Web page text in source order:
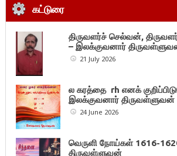
கட்டுரை
திருவளர்ச் செல்வன்,
– இலக்குவனார்
21 July 2026
ல கரத்தை rh எனக்
இலக்குவனார் திருவள்ளுவன்
24 June 2026
வெருளி நோய்கள் 1616-
திருவள்ளுவன்